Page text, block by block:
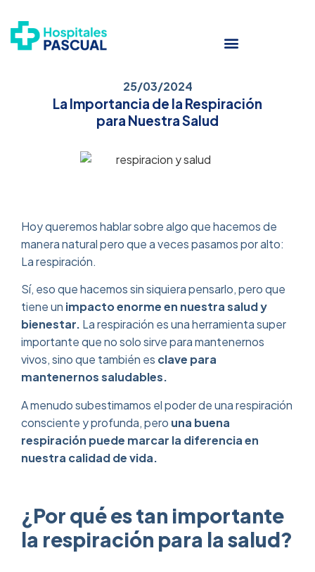
25/03/2024
La Importancia de la Respiración
para Nuestra Salud
Hoy queremos hablar sobre algo que hacemos de
manera natural pero que a veces pasamos por alto:
La respiración.
Sí, eso que hacemos sin siquiera pensarlo, pero que
tiene un impacto enorme en nuestra salud y
bienestar. La respiración es una herramienta super
importante que no solo sirve para mantenernos
vivos, sino que también es clave para
mantenernos saludables.
A menudo subestimamos el poder de una respiración
consciente y profunda, pero una buena
respiración puede marcar la diferencia en
nuestra calidad de vida.
¿Por qué es tan importante
la respiración para la salud?